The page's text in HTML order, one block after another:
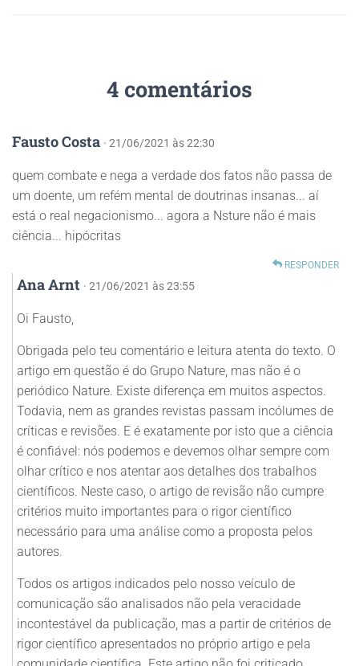
4 comentários
Fausto Costa · 21/06/2021 às 22:30
quem combate e nega a verdade dos fatos não passa de
um doente, um refém mental de doutrinas insanas... aí
está o real negacionismo... agora a Nsture não é mais
ciência... hipócritas
RESPONDER
Ana Arnt · 21/06/2021 às 23:55
Oi Fausto,
Obrigada pelo teu comentário e leitura atenta do texto. O
artigo em questão é do Grupo Nature, mas não é o
periódico Nature. Existe diferença em muitos aspectos.
Todavia, nem as grandes revistas passam incólumes de
críticas e revisões. E é exatamente por isto que a ciência
é confiável: nós podemos e devemos olhar sempre com
olhar crítico e nos atentar aos detalhes dos trabalhos
científicos. Neste caso, o artigo de revisão não cumpre
critérios muito importantes para o rigor científico
necessário para uma análise como a proposta pelos
autores.
Todos os artigos indicados pelo nosso veículo de
comunicação são analisados não pela veracidade
incontestável da publicação, mas a partir de critérios de
rigor científico apresentados no próprio artigo e pela